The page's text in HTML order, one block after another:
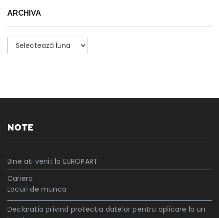
ARCHIVA
Archiva
NOTE
Bine ati venit la EUROPART
Cariera
Locuri de munca
Declaratia privind protectia datelor pentru aplicare la un